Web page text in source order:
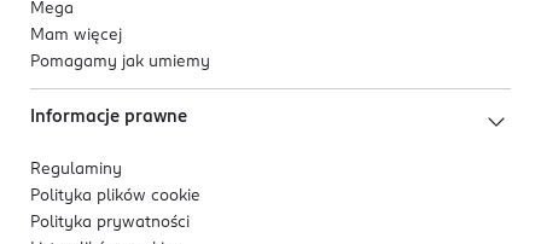
Mega
Mam więcej
Pomagamy jak umiemy
Informacje prawne
Regulaminy
Polityka plików cookie
Polityka prywatności